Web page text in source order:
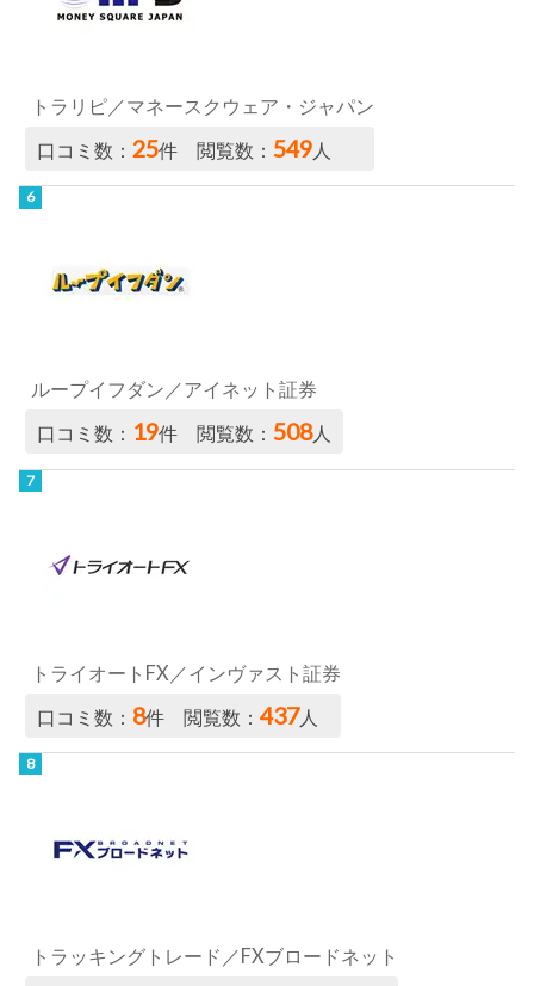
トラリピ／マネースクウェア・ジャパン
口コミ数：25件 閲覧数：549 人
ループイフダン／アイネット証券
口コミ数： 19件 閲覧数：508人
トライオートFX／インヴァスト証券
口コミ数： 8件 閲覧数：437人
トラッキングトレード／FXブロードネット